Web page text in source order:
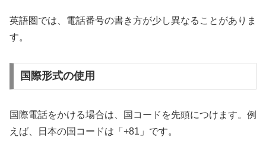
英語圏では、電話番号の書き方が少し異なることがありま
す。
国際形式の使用
国際電話をかける場合は、国コードを先頭につけます。例
えば、日本の国コードは「+81」です。